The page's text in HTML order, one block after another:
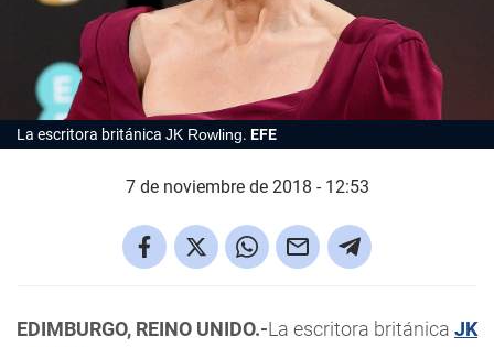
La escritora británica JK Rowling. EFE
7 de noviembre de 2018 - 12:53
EDIMBURGO, REINO UNIDO.-La escritora británica JK